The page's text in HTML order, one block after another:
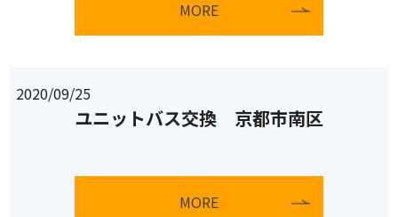
MORE
2020/09/25
ユニットバス交換 京都市南区
MORE